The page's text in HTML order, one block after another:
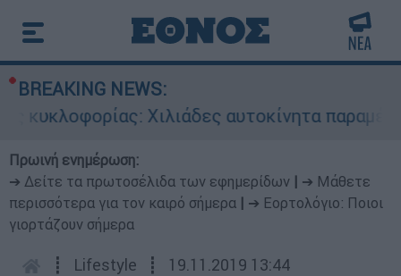
BREAKING NEWS:
Χιλιάδες αυτοκίνητα
Πρωινή ενημέρωση:
➔ Δείτε τα πρωτοσέλιδα των εφημερίδων
➔ Μάθετε
περισσότερα για τον καιρό σήμερα
➔ Εορτολόγιο: Ποιοι
γιορτάζουν σήμερα
┋ Lifestyle ┋ 19.11.2019 13:44